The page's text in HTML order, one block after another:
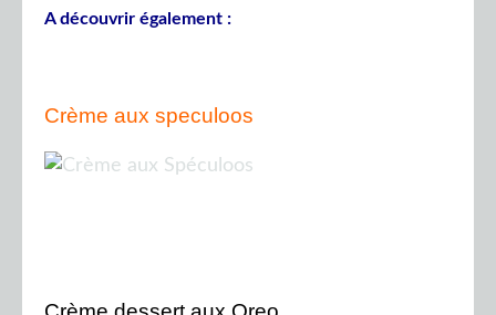
A découvrir également :
Crème aux speculoos